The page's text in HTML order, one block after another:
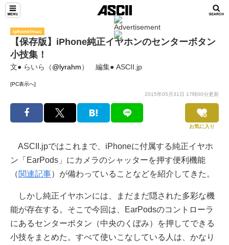
iphone/mac
【保存版】iPhone純正イヤホンのセンターボタン
小技集！
文● らいら（@lyrahm） 編集● ASCII.jp
[PC表示へ]
2015年05月31日 17時00分更新
お気に入り
ASCII.jpではこれまで、iPhoneに付属する純正イヤホ
ン「EarPods」にカメラのシャッターを押す便利機能
（関連記事）が備わっていることなどを紹介してきた。
しかし純正イヤホンには、まだまだ隠された多彩な機
能が存在する。そこで今回は、EarPodsのコントローラ
にあるセンターボタン（中央のくぼみ）を押してできる
小技をまとめた。すべて使いこなしている人は、かなり